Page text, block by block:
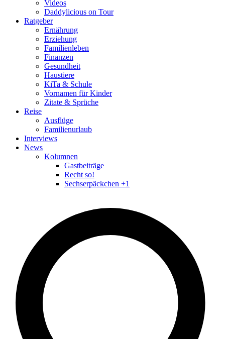
Videos
Daddylicious on Tour
Ratgeber
Ernährung
Erziehung
Familienleben
Finanzen
Gesundheit
Haustiere
KiTa & Schule
Vornamen für Kinder
Zitate & Sprüche
Reise
Ausflüge
Familienurlaub
Interviews
News
Kolumnen
Gastbeiträge
Recht so!
Sechserpäckchen +1